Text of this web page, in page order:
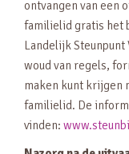
ontvangen van een
familielid gratis het
Landelijk
woud van regels,
maken kunt krijgen
familielid. De
vinden: